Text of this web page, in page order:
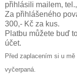
přihlásili mailem,
Za přihlášeného
300,- Kč za kus.
Platbu můžete buď
účet.
Před zaplacením si u
vyčerpaná.